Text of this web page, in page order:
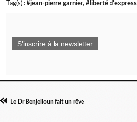
Tag(s) : #jean-pierre garnier, #liberté
S'inscrire à la newsletter
Le Dr Benjelloun fait un rêve